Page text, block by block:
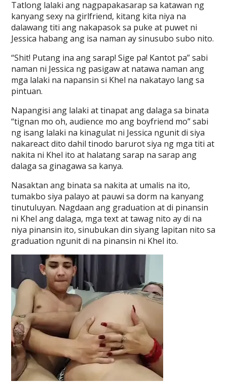
Tatlong lalaki ang nagpapakasarap sa katawan ng
kanyang sexy na girlfriend, kitang kita niya na
dalawang titi ang nakapasok sa puke at puwet ni
Jessica habang ang isa naman ay sinusubo subo nito.
“Shit! Putang ina ang sarap! Sige pa! Kantot pa” sabi
naman ni Jessica ng pasigaw at natawa naman ang
mga lalaki na napansin si Khel na nakatayo lang sa
pintuan.
Napangisi ang lalaki at tinapat ang dalaga sa binata
“tignan mo oh, audience mo ang boyfriend mo” sabi
ng isang lalaki na kinagulat ni Jessica ngunit di siya
nakareact dito dahil tinodo barurot siya ng mga titi at
nakita ni Khel ito at halatang sarap na sarap ang
dalaga sa ginagawa sa kanya.
Nasaktan ang binata sa nakita at umalis na ito,
tumakbo siya palayo at pauwi sa dorm na kanyang
tinutuluyan. Nagdaan ang graduation at di pinansin
ni Khel ang dalaga, mga text at tawag nito ay di na
niya pinansin ito, sinubukan din siyang lapitan nito sa
graduation ngunit di na pinansin ni Khel ito.